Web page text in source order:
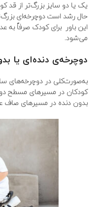
یک یا دو سایز بزرگ‌تر از قد
حال رشد است دوچرخه‌ای
این باور برای کودک صرفاً به
می‌شود.
دوچرخهی دندهای یا
به‌صورت‌کلی در دوچرخه‌های
کودکان در مسیرهای مسطح
بدون دنده در مسیرهای صاف